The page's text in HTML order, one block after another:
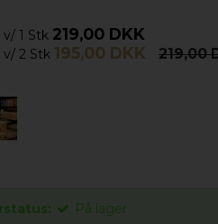
1 Stk 219,00 DKK
v/ 2 Stk 195,00 DKK 219,00
På lager